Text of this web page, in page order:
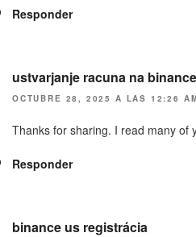
Responder
ustvarjanje racuna na binance
OCTUBRE 28, 2025 A LAS 12:26
Thanks for sharing. I read many of
Responder
binance us registrácia